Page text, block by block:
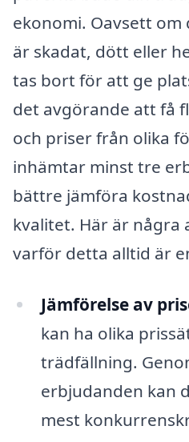
ekonomi. Oavsett
är skadat, dött eller
tas bort för att ge
det avgörande att få
och priser från olika
inhämtar minst tre
bättre jämföra
kvalitet. Här är några
varför detta alltid är
Jämförelse av
kan ha olika
trädfällning.
erbjudanden kan
mest